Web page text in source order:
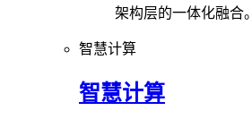
架构层的一体化融合。
智慧计算
智慧计算